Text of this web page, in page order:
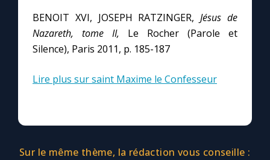
BENOIT XVI, JOSEPH RATZINGER,Jésus de
Nazareth, tome II, Le Rocher (Parole et
Silence), Paris 2011, p. 185-187
Lire plus sur saint Maxime le Confesseur
Sur le même thème, la rédaction vous conseille :